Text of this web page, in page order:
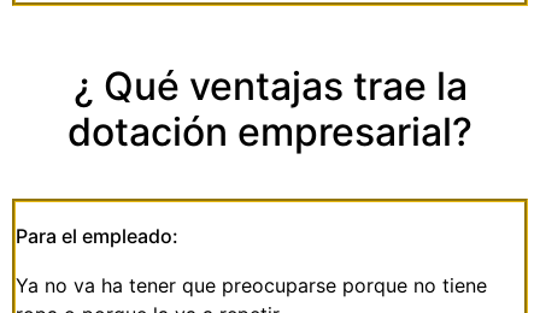
¿ Qué ventajas trae la
dotación empresarial?
Para el empleado:
Ya no va ha tener que preocuparse porque no tiene